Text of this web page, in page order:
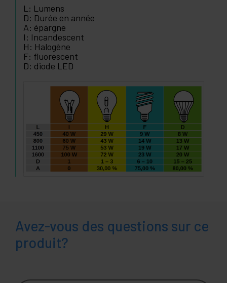
L: Lumens
D: Durée en année
A: épargne
I: Incandescent
H: Halogène
F: fluorescent
D: diode LED
Avez-vous des questions sur ce
produit?